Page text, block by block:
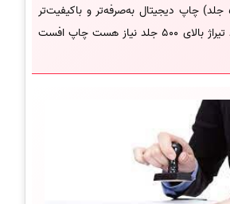
(برای مثال 5 تا 500 جلد) چاپ دیجیتال به‌صرفه‌تر و باکیفیت‌تر
است ولی برای تعداد تیراژ بالای 500 جلد نیاز هست چاپ افست